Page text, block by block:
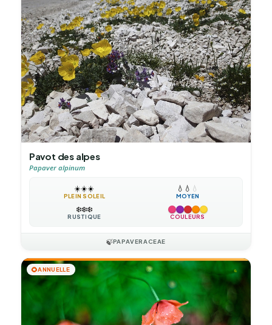
Pavot des alpes
Papaver alpinum
☀️☀️☀️
PLEIN SOLEIL
💧 💧 💧
MOYEN
❄️❄️❄️
RUSTIQUE COULEURS
🍃PAPAVERACEAE
🌻ANNUELLE